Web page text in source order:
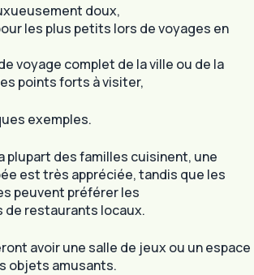
doux,
les plus petits lors de voyages en
voyage complet de la ville ou de la
points forts à visiter,
exemples.
plupart des familles cuisinent, une
est très appréciée, tandis que les
peuvent préférer les
de restaurants locaux.
avoir une salle de jeux ou un espace
objets amusants.